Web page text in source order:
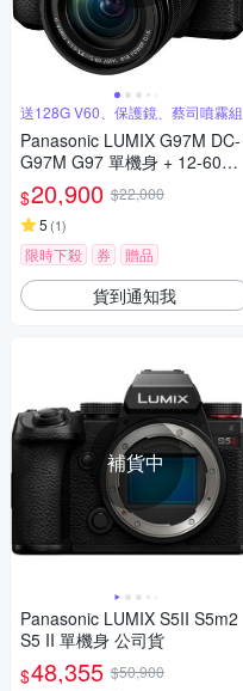
送128G V60、保護鏡、蔡司噴霧組
Panasonic LUMIX G97M DC-
G97M G97 單機身 + 12-60mm
變焦鏡組 公司貨
$20,900 $22,000
5 (1)
限時下殺 券 贈品
貨到通知我
補貨中
Panasonic LUMIX S5II S5m2
S5 II 單機身 公司貨
$48,355 $50,900